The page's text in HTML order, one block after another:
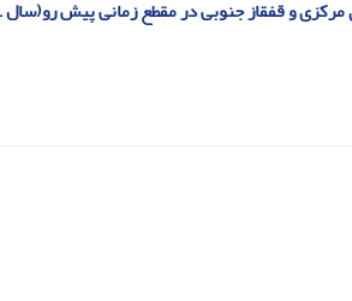
و قفقاز جنوبی در مقطع زمانی پیش رو(سال 1401-1400)